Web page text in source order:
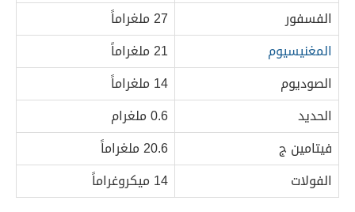
الفسفور
27 ملغراماً
المغنيسيوم
21 ملغراماً
الصوديوم
14 ملغراماً
الحديد
0.6 ملغرام
فيتامين ج
20.6 ملغراماً
الفولات
14 ميكروغراماً